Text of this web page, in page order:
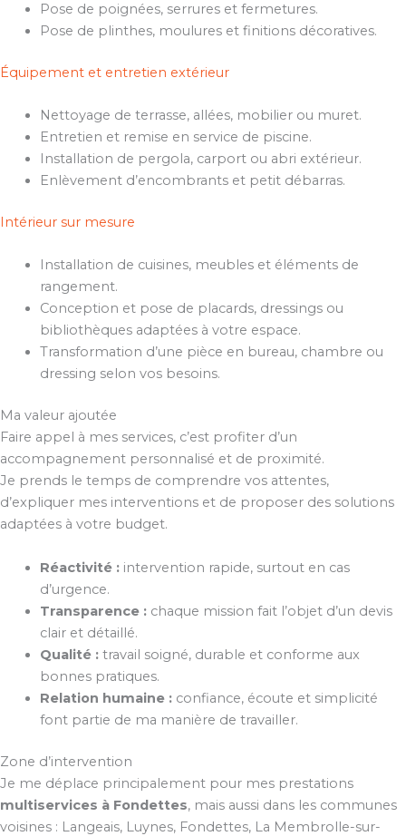
Pose de poignées, serrures et fermetures.
Pose de plinthes, moulures et finitions décoratives.
Équipement et entretien extérieur
Nettoyage de terrasse, allées, mobilier ou muret.
Entretien et remise en service de piscine.
Installation de pergola, carport ou abri extérieur.
Enlèvement d’encombrants et petit débarras.
Intérieur sur mesure
Installation de cuisines, meubles et éléments de
rangement.
Conception et pose de placards, dressings ou
bibliothèques adaptées à votre espace.
Transformation d’une pièce en bureau, chambre ou
dressing selon vos besoins.
Ma valeur ajoutée
Faire appel à mes services, c’est profiter d’un
accompagnement personnalisé et de proximité.
Je prends le temps de comprendre vos attentes,
d’expliquer mes interventions et de proposer des solutions
adaptées à votre budget.
Réactivité :intervention rapide, surtout en cas
d’urgence.
Transparence :chaque mission fait l’objet d’un devis
clair et détaillé.
Qualité :travail soigné, durable et conforme aux
bonnes pratiques.
Relation humaine :confiance, écoute et simplicité
font partie de ma manière de travailler.
Zone d’intervention
Je me déplace principalement pour mes prestations
multiservices à Fondettes, mais aussi dans les communes
voisines : Langeais, Luynes, Fondettes, La Membrolle-sur-